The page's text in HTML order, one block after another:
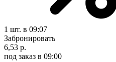
1 шт. в 09:07
Забронировать
6,53 р.
под заказ в 09:00